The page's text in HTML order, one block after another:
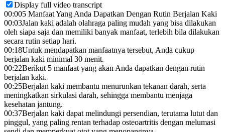
Display full video transcript
00:005 Manfaat Yang Anda Dapatkan Dengan Rutin Berjalan Kaki
00:03Jalan kaki adalah olahraga paling mudah yang bisa dilakukan
oleh siapa saja dan memiliki banyak manfaat, terlebih bila dilakukan
secara rutin setiap hari.
00:18Untuk mendapatkan manfaatnya tersebut, Anda cukup
berjalan kaki minimal 30 menit.
00:22Berikut 5 manfaat yang akan Anda dapatkan dengan rutin
berjalan kaki.
00:25Berjalan kaki membantu menurunkan tekanan darah, serta
meningkatkan sirkulasi darah, sehingga membantu menjaga
kesehatan jantung.
00:37Berjalan kaki dapat melindungi persendian, terutama lutut dan
pinggul, yang paling rentan terhadap osteoartritis dengan melumasi